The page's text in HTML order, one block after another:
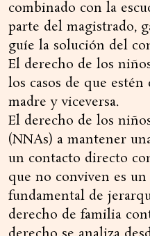
combinado con la
parte del magistrado,
guíe la solución del
El derecho de los
los casos de que
madre y viceversa.
El derecho de los
(NNAs) a mantener
un contacto directo
que no conviven es
fundamental de
derecho de familia